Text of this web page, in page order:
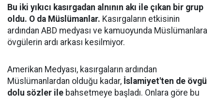
Bu iki yıkıcı kasırgadan alnının akı ile çıkan bir grup
oldu. O da Müslümanlar. Kasırgaların etkisinin
ardından ABD medyası ve kamuoyunda Müslümanlara
övgülerin ardı arkası kesilmiyor.
Amerikan Medyası, kasırgaların ardından
Müslümanlardan olduğu kadar, İslamiyet'ten de övgü
dolu sözler ile bahsetmeye başladı. Onlara göre bu